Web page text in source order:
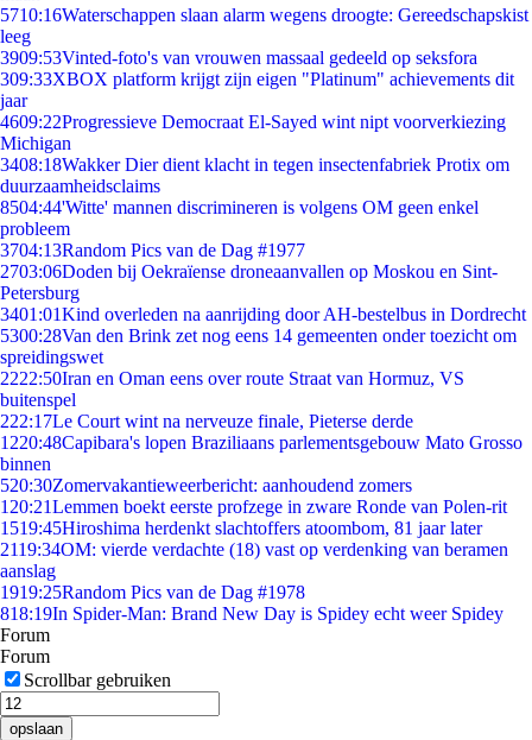
5710:16Waterschappen slaan alarm wegens droogte: Gereedschapskist
leeg
3909:53Vinted-foto's van vrouwen massaal gedeeld op seksfora
309:33XBOX platform krijgt zijn eigen "Platinum" achievements dit
jaar
4609:22Progressieve Democraat El-Sayed wint nipt voorverkiezing
Michigan
3408:18Wakker Dier dient klacht in tegen insectenfabriek Protix om
duurzaamheidsclaims
8504:44'Witte' mannen discrimineren is volgens OM geen enkel
probleem
3704:13Random Pics van de Dag #1977
2703:06Doden bij Oekraïense droneaanvallen op Moskou en Sint-
Petersburg
3401:01Kind overleden na aanrijding door AH-bestelbus in Dordrecht
5300:28Van den Brink zet nog eens 14 gemeenten onder toezicht om
spreidingswet
2222:50Iran en Oman eens over route Straat van Hormuz, VS
buitenspel
222:17Le Court wint na nerveuze finale, Pieterse derde
1220:48Capibara's lopen Braziliaans parlementsgebouw Mato Grosso
binnen
520:30Zomervakantieweerbericht: aanhoudend zomers
1 20:21Lemmen boekt eerste profzege in zware Ronde van Polen-rit
1519:45Hiroshima herdenkt slachtoffers atoombom, 81 jaar later
2119:34OM: vierde verdachte (18) vast op verdenking van beramen
aanslag
1919:25Random Pics van de Dag #1978
818:19In Spider-Man: Brand New Day is Spidey echt weer Spidey
Forum
Forum
Scrollbar gebruiken
opslaan